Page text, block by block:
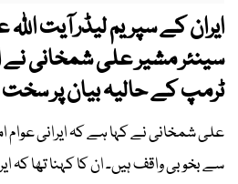
ایران کے سپریم لیڈر آیت
سینئر مشیر علی شمخانی
ٹرمپ کے حالیہ بیان پر
علی شمخانی نے کہا ہے کہ ایرانی عوام
سے بخوبی واقف ہیں۔ ان کا کہنا تھا کہ